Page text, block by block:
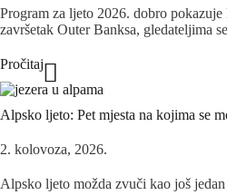
Program za ljeto 2026. dobro
završetak Outer Banksa, gledateljima
Pročitaj
Alpsko ljeto: Pet mjesta na kojima se
2. kolovoza, 2026.
Alpsko ljeto možda zvuči kao još